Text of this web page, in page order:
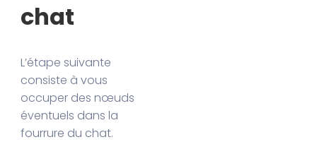
chat
L’étape suivante
consiste à vous
occuper des nœuds
éventuels dans la
fourrure du chat.